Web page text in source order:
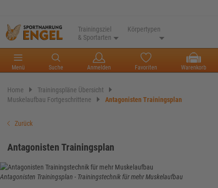
Trainingsziel
& Sportarten
Körpertypen
Menü Suche Anmelden Favoriten Warenkorb
Home
Trainingspläne Übersicht
Muskelaufbau Fortgeschrittene
Antagonisten Trainingsplan
Zurück
Antagonisten Trainingsplan
Antagonisten Trainingsplan - Trainingstechnik für mehr Muskelaufbau